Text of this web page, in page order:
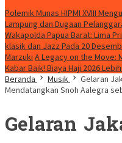
Polemik Munas HIPMI XVIII
Lampung dan Dugaan
Wakapolda Papua Barat: Lima
klasik dan Jazz Pada 20
Marzuki A Legacy on the Move:
Kabar Baik! Biaya Haji 2026
Beranda
Musik
Gelaran
Mendatangkan Snoh Aalegra
Gelaran